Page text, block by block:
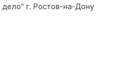
г. Ростов-на-Дону